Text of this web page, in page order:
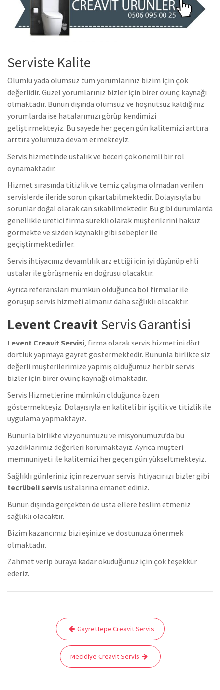
Serviste Kalite
Olumlu yada olumsuz tüm yorumlarınız bizim için çok
değerlidir. Güzel yorumlarınız bizler için birer övünç kaynağı
olmaktadır. Bunun dışında olumsuz ve hoşnutsuz kaldığınız
yorumlarda ise hatalarımızı görüp kendimizi
geliştirmekteyiz. Bu sayede her geçen gün kalitemizi arttıra
arttıra yolumuza devam etmekteyiz.
Servis hizmetinde ustalık ve beceri çok önemli bir rol
oynamaktadır.
Hizmet sırasında titizlik ve temiz çalışma olmadan verilen
servislerde ileride sorun çıkartabilmektedir. Dolayısıyla bu
sorunlar doğal olarak can sıkabilmektedir. Bu gibi durumlarda
genellikle üretici firma sürekli olarak müşterilerini haksız
görmekte ve sizden kaynaklı gibi sebepler ile
geçiştirmektedirler.
Servis ihtiyacınız devamlılık arz ettiği için iyi düşünüp ehli
ustalar ile görüşmeniz en doğrusu olacaktır.
Ayrıca referansları mümkün olduğunca bol firmalar ile
görüşüp servis hizmeti almanız daha sağlıklı olacaktır.
Levent CreavitServis Garantisi
Levent Creavit Servisi, firma olarak servis hizmetini dört
dörtlük yapmaya gayret göstermektedir. Bununla birlikte siz
değerli müşterilerimize yapmış olduğumuz her bir servis
bizler için birer övünç kaynağı olmaktadır.
Servis Hizmetlerine mümkün olduğunca özen
göstermekteyiz. Dolayısıyla en kaliteli bir işçilik ve titizlik ile
uygulama yapmaktayız.
Bununla birlikte vizyonumuzu ve misyonumuzu’da bu
yazdıklarımız değerleri korumaktayız. Ayrıca müşteri
memnuniyeti ile kalitemizi her geçen gün yükseltmekteyiz.
Sağlıklı günleriniz için rezervuar servis ihtiyacınızı bizler gibi
tecrübeli servis ustalarına emanet ediniz.
Bunun dışında gerçekten de usta ellere teslim etmeniz
sağlıklı olacaktır.
Bizim kazancımız bizi eşinize ve dostunuza önermek
olmaktadır.
Zahmet verip buraya kadar okuduğunuz için çok teşekkür
ederiz.
gezinmesi
Gayrettepe Creavit Servis
Mecidiye Creavit Servis